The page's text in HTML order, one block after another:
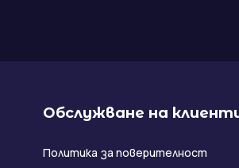
Обслужване на
Политика за поверителност